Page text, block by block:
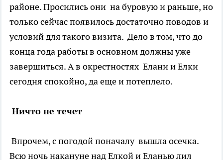
районе. Просились они на буровую и раньше, но
только сейчас появилось достаточно поводов и
условий для такого визита. Дело в том, что до
конца года работы в основном должны уже
завершиться. А в окрестностях Елани и Елки
сегодня спокойно, да еще и потеплело.
Ничто не течет
Впрочем, с погодой поначалу вышла осечка.
Всю ночь накануне над Елкой и Еланью лил